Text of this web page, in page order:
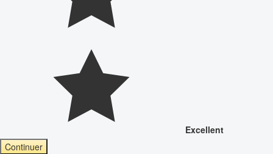
Excellent
Continuer